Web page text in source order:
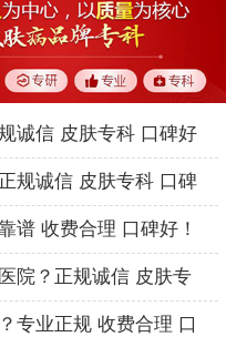
诚信 皮肤专科 口碑好
规诚信 皮肤专科 口碑
谱 收费合理 口碑好！
院？正规诚信 皮肤专
专业正规 收费合理 口